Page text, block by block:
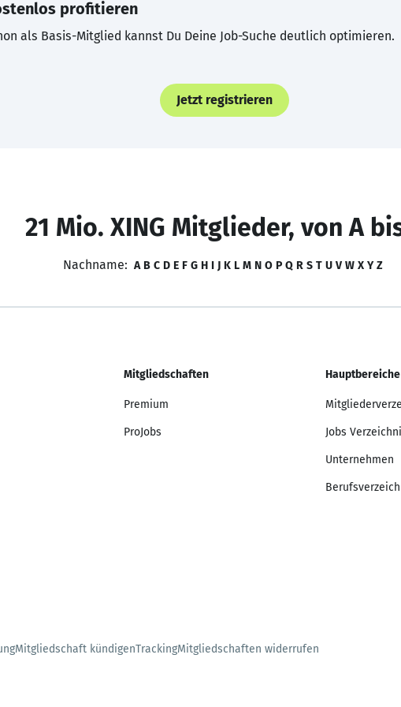
profitieren
als Basis-Mitglied kannst Du Deine Job-Suche deutlich optimieren.
Jetzt registrieren
21 Mio. XING Mitglieder, von A
Nachname: A B C D E F G H I J K L M N O P Q R S T U V W X Y Z
Mitgliedschaften
Premium
ProJobs
Hauptbereiche
Jobs
Unternehmen
Mitgliedschaft kündigenTrackingMitgliedschaften widerrufen